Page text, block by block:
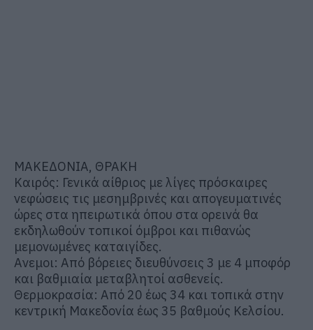
ΜΑΚΕΔΟΝΙΑ, ΘΡΑΚΗ
Καιρός: Γενικά αίθριος με λίγες πρόσκαιρες
νεφώσεις τις μεσημβρινές και απογευματινές
ώρες στα ηπειρωτικά όπου στα ορεινά θα
εκδηλωθούν τοπικοί όμβροι και πιθανώς
μεμονωμένες καταιγίδες.
Ανεμοι: Από βόρειες διευθύνσεις 3 με 4 μποφόρ
και βαθμιαία μεταβλητοί ασθενείς.
Θερμοκρασία: Από 20 έως 34 και τοπικά στην
κεντρική Μακεδονία έως 35 βαθμούς Κελσίου.